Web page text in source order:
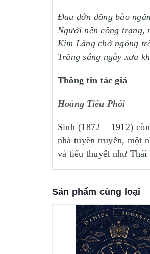
Đau đớn đồng bào
Người nên công trạng,
Kim Lăng chớ ngóng
Trăng sáng ngày xưa
Thông tin tác giả
Hoàng Tiểu Phối
Sinh (1872 – 1912)
nhà tuyên truyền, một
và tiểu thuyết như
Sản phẩm cùng loại